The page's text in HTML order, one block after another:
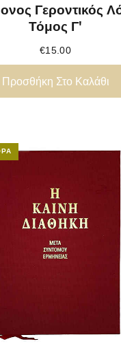
Γεροντικός
Τόμος Γ'
€15.00
Προσθήκη Στο Καλάθι